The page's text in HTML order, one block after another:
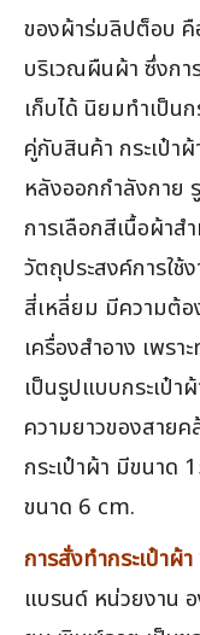
ของผ้าร่มลิปต็อบ
บริเวณผืนผ้า ซึ่งก
เก็บได้ นิยมทำเป็น
คู่กับสินค้า กระเป๋าผ้
หลังออกกำลังกาย
การเลือกสีเนื้อผ้า
วัตถุประสงค์การใช้
สี่เหลี่ยม มีความต้อ
เครื่องสำอาง เพร
เป็นรูปแบบกระเป๋
ความยาวของสาย
กระเป๋าผ้า มีขนาด
ขนาด 6 cm.
การสั่งทำกระเป๋าผ้
แบรนด์ หน่วยงาน